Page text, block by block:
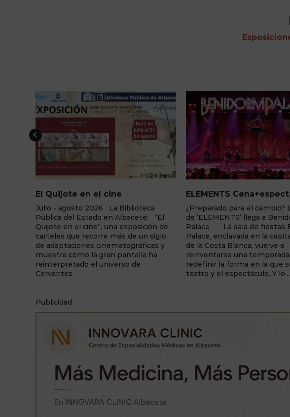
El Quijote en el cine
Julio - agosto 2026 La Biblioteca
Pública del Estado en Albacete: “El
Quijote en el cine”, una exposición de
carteles que recorre más de un siglo
de adaptaciones cinematográficas y
muestra cómo la gran pantalla ha
reinterpretado el universo de
Cervantes.
ELEMENTS Cena+espectáculo
¿Preparado para el cambio? La
de ‘ELEMENTS’ llega a Benidorm
Palace La sala de fiestas
Palace, enclavada en la capital
de la Costa Blanca, vuelve a
reinventarse una temporada más y
redefinir la forma en la que se vive
teatro y el espectáculo. Y lo ...
Publicidad